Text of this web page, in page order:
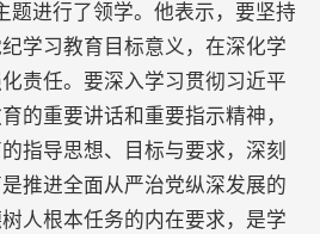
题进行了领学。他表示，要坚持
学习教育目标意义，在深化学
责任。要深入学习贯彻习近平
的重要讲话和重要指示精神，
指导思想、目标与要求，深刻
推进全面从严治党纵深发展的
人根本任务的内在要求，是学